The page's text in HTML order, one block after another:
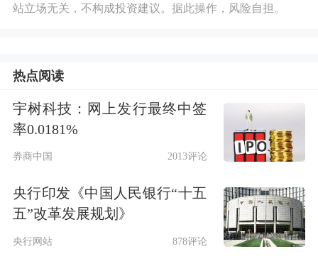
序号 接待对象 接待对象类型 机构相关人员
市场机构调研
9月29日， 永臻股份、成都银
行、晶科科技 、中熔电气、 祥生医疗等
公司相继发布机构调研公告，具体情况
如下表：
站立场无关，不构成投资建议。据此操作，风险自担。
热点阅读
宇树科技：网上发行最终中签
率0.0181%
券商中国 2013评论
央行印发《中国人民银行“十五
五”改革发展规划》
央行网站 878评论